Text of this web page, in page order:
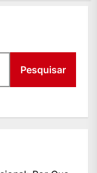
Pesquisar